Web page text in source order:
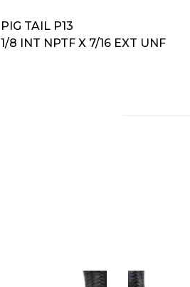
PIG TAIL P13
1/8 INT NPTF X 7/16 EXT UNF